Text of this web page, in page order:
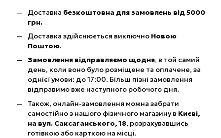
Доставка безкоштовна для замовлень від 5000
грн.
Доставка здійснюється виключно Новою
Поштою.
Замовлення відправляємо щодня, в той самий
день, коли воно було розміщене та оплачене, за
однієї умови: до 17:00. Більш пізні замовлення
відправимо вже наступного робочого дня.
Також, онлайн-замовлення можна забрати
самостійно з нашого фізичного магазину в Києві,
на вул. Саксаганського, 18, розрахувавшись
готівкою або карткою на місці.